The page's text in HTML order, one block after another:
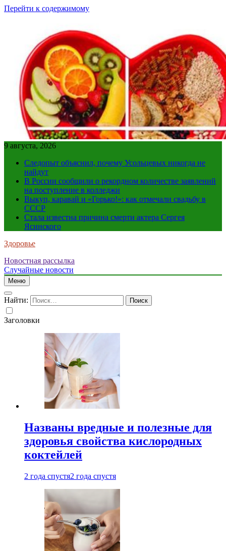
Перейти к содержимому
9 августа, 2026
Следопыт объяснил, почему Усольцевых никогда не
найдут
В России сообщили о рекордном количестве заявлений
на поступление в колледжи
Выкуп, каравай и «Горько!»: как отмечали свадьбу в
СССР
Стала известна причина смерти актера Сергея
Ясинского
Здоровье
Новостная рассылка
Случайные новости
Меню
Найти:
Заголовки
Названы вредные и полезные для
здоровья свойства кислородных
коктейлей
2 года спустя2 года спустя